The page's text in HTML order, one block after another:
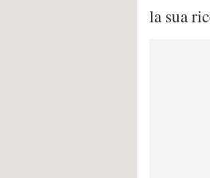
la sua